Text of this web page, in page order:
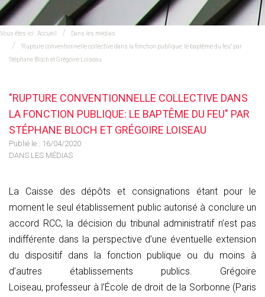
Vous êtes ici :Accueil
Dans les médias
"Rupture conventionnelle collective dans la fonction publique: le baptême du feu" par
Stéphane Bloch et Grégoire Loiseau
"RUPTURE CONVENTIONNELLE COLLECTIVE DANS
LA FONCTION PUBLIQUE: LE BAPTÊME DU FEU" PAR
STÉPHANE BLOCH ET GRÉGOIRE LOISEAU
Publié le : 16/04/2020
DANS LES MÉDIAS
La Caisse des dépôts et consignations étant pour le
moment le seul établissement public autorisé à conclure un
accord RCC, la décision du tribunal administratif n’est pas
indifférente dans la perspective d’une éventuelle extension
du dispositif dans la fonction publique ou du moins à
d’autres établissements publics. Grégoire
Loiseau, professeur à l’École de droit de la Sorbonne (Paris